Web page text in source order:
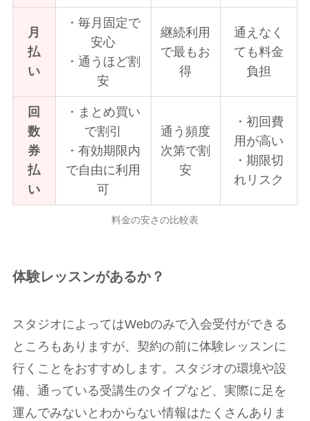
月
払
い
・毎月固定で
安心
・通うほど割
安
継続利用
で最もお
得
通えなく
ても料金
負担
回
数
券
払
い
・まとめ買い
で割引
・有効期限内
で自由に利用
可
通う頻度
次第で割
安
・初回費
用が高い
・期限切
れリスク
料金の安さの比較表
体験レッスンがあるか？
スタジオによってはWebのみで入会受付ができる
ところもありますが、契約の前に体験レッスンに
行くことをおすすめします。スタジオの環境や設
備、通っている受講生のタイプなど、実際に足を
運んでみないとわからない情報はたくさんありま